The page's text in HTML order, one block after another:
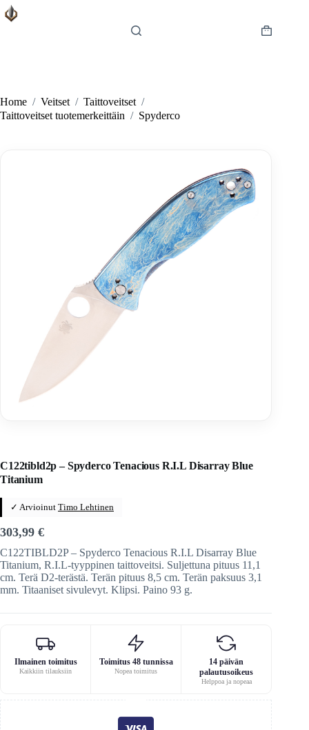
Skip
to
Shopping
Home / Veitset / Taittoveitset /
Taittoveitset tuotemerkeittäin / Spyderco
C122tibld2p – Spyderco Tenacious R.I.L Disarray Blue
Titanium
✓ Arvioinut Timo Lehtinen
303,99 €
C122TIBLD2P – Spyderco Tenacious R.I.L Disarray Blue
Titanium, R.I.L-tyyppinen taittoveitsi. Suljettuna pituus 11,1
cm. Terä D2-terästä. Terän pituus 8,5 cm. Terän paksuus 3,1
mm. Titaaniset sivulevyt. Klipsi. Paino 93 g.
Ilmainen toimitus
Kaikkiin tilauksiin
Toimitus 48 tunnissa
Nopea toimitus
14 päivän
palautusoikeus
Helppoa ja nopeaa